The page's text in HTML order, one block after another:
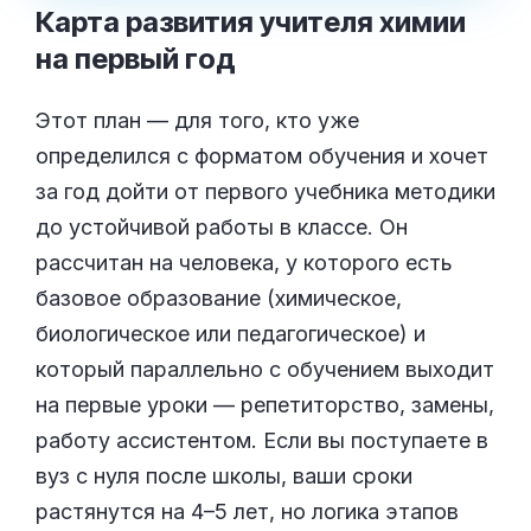
Карта развития учителя химии
на первый год
Этот план — для того, кто уже
определился с форматом обучения и хочет
за год дойти от первого учебника методики
до устойчивой работы в классе. Он
рассчитан на человека, у которого есть
базовое образование (химическое,
биологическое или педагогическое) и
который параллельно с обучением выходит
на первые уроки — репетиторство, замены,
работу ассистентом. Если вы поступаете в
вуз с нуля после школы, ваши сроки
растянутся на 4–5 лет, но логика этапов